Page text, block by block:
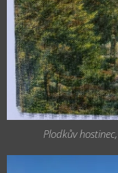
Plodkův